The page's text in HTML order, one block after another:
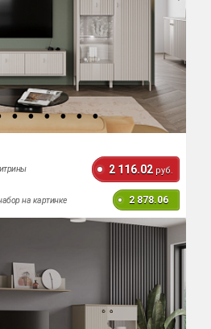
2 116.02 руб.
на картинке 2 878.06